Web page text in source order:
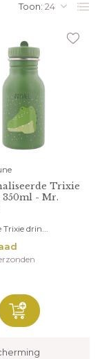
Toon:
Trixie
- Mr.
drin...